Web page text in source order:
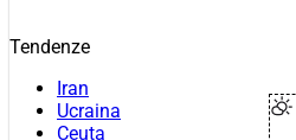
Tendenze
Iran
Ucraina
Ceuta